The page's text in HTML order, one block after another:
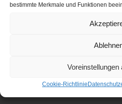
bestimmte Merkmale und Funktionen
Voreinstellungen
Cookie-Richtlinie